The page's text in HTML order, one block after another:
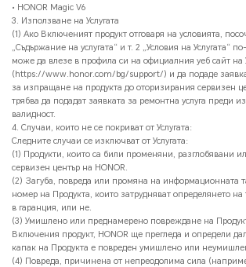
• HONOR Magic V6
3. Използване на Услугата
(1) Ако Включеният продукт отговаря на условията,
„Съдържание на услугата“ и т. 2 „Условия на Услугата“
може да влезе в профила си на официалния уеб сайт на
(https://www.honor.com/bg/support/) и да подаде заявка
за изпращане на продукта до оторизирания сервизен
трябва да подадат заявката за ремонтна услуга преди
валидност.
4. Случаи, които не се покриват от Услугата:
Следните случаи се изключват от Услугата:
(1) Продукти, които са били променяни, разглобявани
сервизен център на HONOR.
(2) Загуба, повреда или промяна на информационната
номер на Продукта, които затрудняват определянето на
в гаранция, или не.
(3) Умишлено или преднамерено повреждане на
Включения продукт, HONOR ще прегледа и определи
капак на Продукта е повреден умишлено или
(4) Повреда, причинена от непреодолима сила